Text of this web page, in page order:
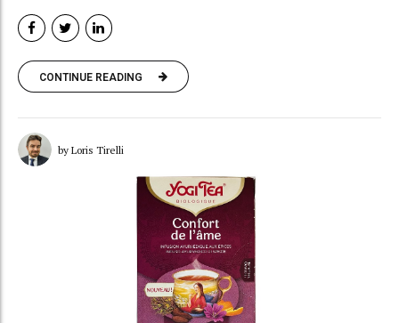
CONTINUE READING
by Loris Tirelli